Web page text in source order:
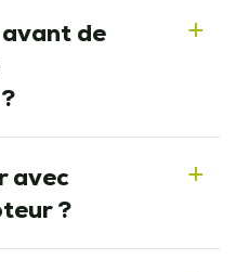
a
de
a
avec
?